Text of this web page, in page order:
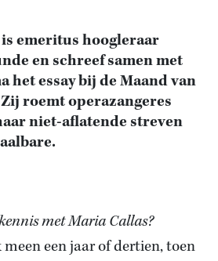
emeritus hoogleraar
en schreef samen met
het essay bij de Maand van
roemt operazangeres
niet-aflatende streven
met Maria Callas?
meen een jaar of dertien, toen